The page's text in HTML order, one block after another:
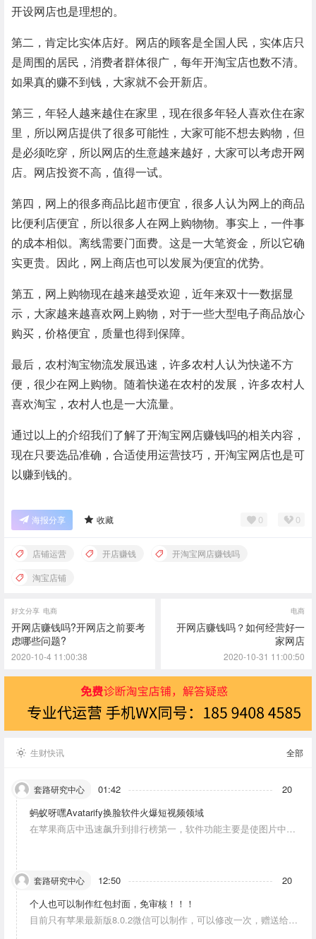
开设网店也是理想的。
第二，肯定比实体店好。网店的顾客是全国人民，实体店只
是周围的居民，消费者群体很广，每年开淘宝店也数不清。
如果真的赚不到钱，大家就不会开新店。
第三，年轻人越来越住在家里，现在很多年轻人喜欢住在家
里，所以网店提供了很多可能性，大家可能不想去购物，但
是必须吃穿，所以网店的生意越来越好，大家可以考虑开网
店。网店投资不高，值得一试。
第四，网上的很多商品比超市便宜，很多人认为网上的商品
比便利店便宜，所以很多人在网上购物物。事实上，一件事
的成本相似。离线需要门面费。这是一大笔资金，所以它确
实更贵。因此，网上商店也可以发展为便宜的优势。
第五，网上购物现在越来越受欢迎，近年来双十一数据显
示，大家越来越喜欢网上购物，对于一些大型电子商品放心
购买，价格便宜，质量也得到保障。
最后，农村淘宝物流发展迅速，许多农村人认为快递不方
便，很少在网上购物。随着快递在农村的发展，许多农村人
喜欢淘宝，农村人也是一大流量。
通过以上的介绍我们了解了开淘宝网店赚钱吗的相关内容，
现在只要选品准确，合适使用运营技巧，开淘宝网店也是可
以赚到钱的。
海报分享 收藏 0 0
店铺运营 开店赚钱
开淘宝网店赚钱吗
淘宝店铺
好文分享 电商
开网店赚钱吗?开网店之前要考
虑哪些问题?
2020-10-4 11:00:38
电商
开网店赚钱吗？如何经营好一
家网店
2020-10-31 11:00:50
生财快讯 全部
套路研究中心 01:42
20
蚂蚁呀嘿Avatarify换脸软件火爆短视频领域
在苹果商店中迅速飙升到排行榜第一，软件功能主要是使图片中的
套路研究中心 12:50
20
个人也可以制作红包封面，免审核！！！
目前只有苹果最新版8.0.2微信可以制作，可以修改一次，赠送给10